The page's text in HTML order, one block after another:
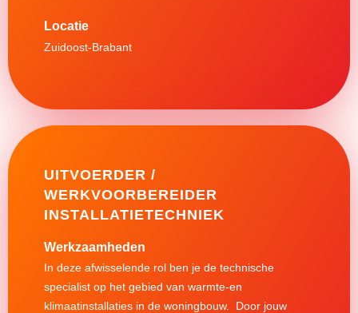
Zuidoost-Brabant
UITVOERDER /
WERKVOORBEREIDER
INSTALLATIETECHNIEK
Werkzaamheden
In deze afwisselende rol ben je de technische
specialist op het gebied van warmte-en
klimaatinstallaties in de woningbouw. Door jouw